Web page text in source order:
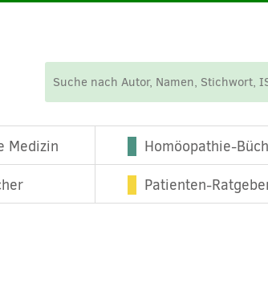
Medizin Homöopathie-
Patienten-